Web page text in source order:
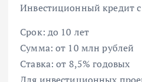
Инвестиционный кредит
Срок: до 10 лет
Сумма: от 10 млн рублей
Ставка: от 8,5% годовых